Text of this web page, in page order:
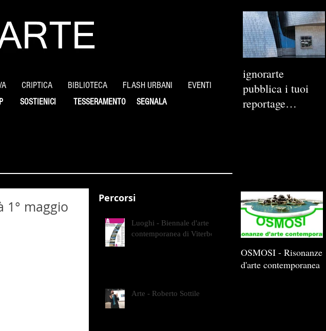
CRIPTICA BIBLIOTECA FLASH URBANI EVENTI
SOSTIENICI SEGNALA
TESSERAMENTO
ignorarte
pubblica i tuoi
reportage
1° maggio
Percorsi
Luoghi - Biennale d'arte
contemporanea di Viterbo
Arte - Roberto Sottile
OSMOSI - Risonanze
d'arte contemporanea